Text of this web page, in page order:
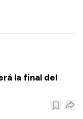
la final del